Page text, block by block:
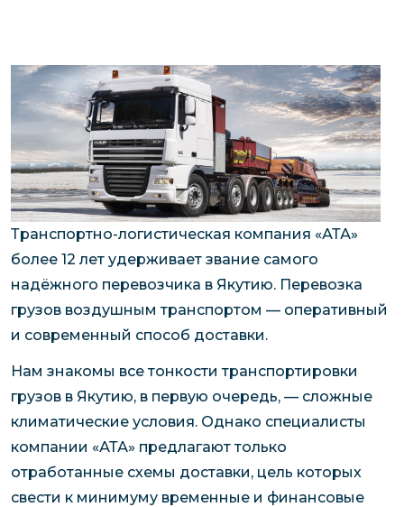
Транспортно-логистическая компания «АТА»
более 12 лет удерживает звание самого
надёжного перевозчика в Якутию. Перевозка
грузов воздушным транспортом — оперативный
и современный способ доставки.
Нам знакомы все тонкости транспортировки
грузов в Якутию, в первую очередь, — сложные
климатические условия. Однако специалисты
компании «АТА» предлагают только
отработанные схемы доставки, цель которых
свести к минимуму временные и финансовые